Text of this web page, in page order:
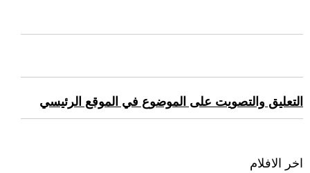
التعليق والتصويت على الموضوع في الموقع الرئيسي
اخر الافلام